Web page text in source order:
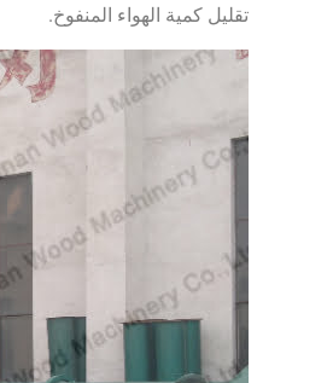
تقليل كمية الهواء المنفوخ.